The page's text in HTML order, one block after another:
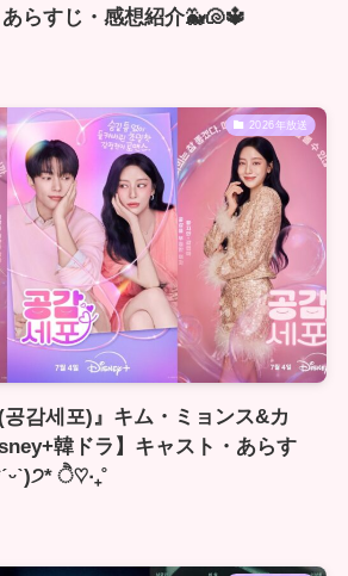
あらすじ・感想紹介🐳🐚🔱
2026年放送
공감세포)』キム・ミョンス&カ
韓ドラ】キャスト・あらす
ੈ♡‧₊˚